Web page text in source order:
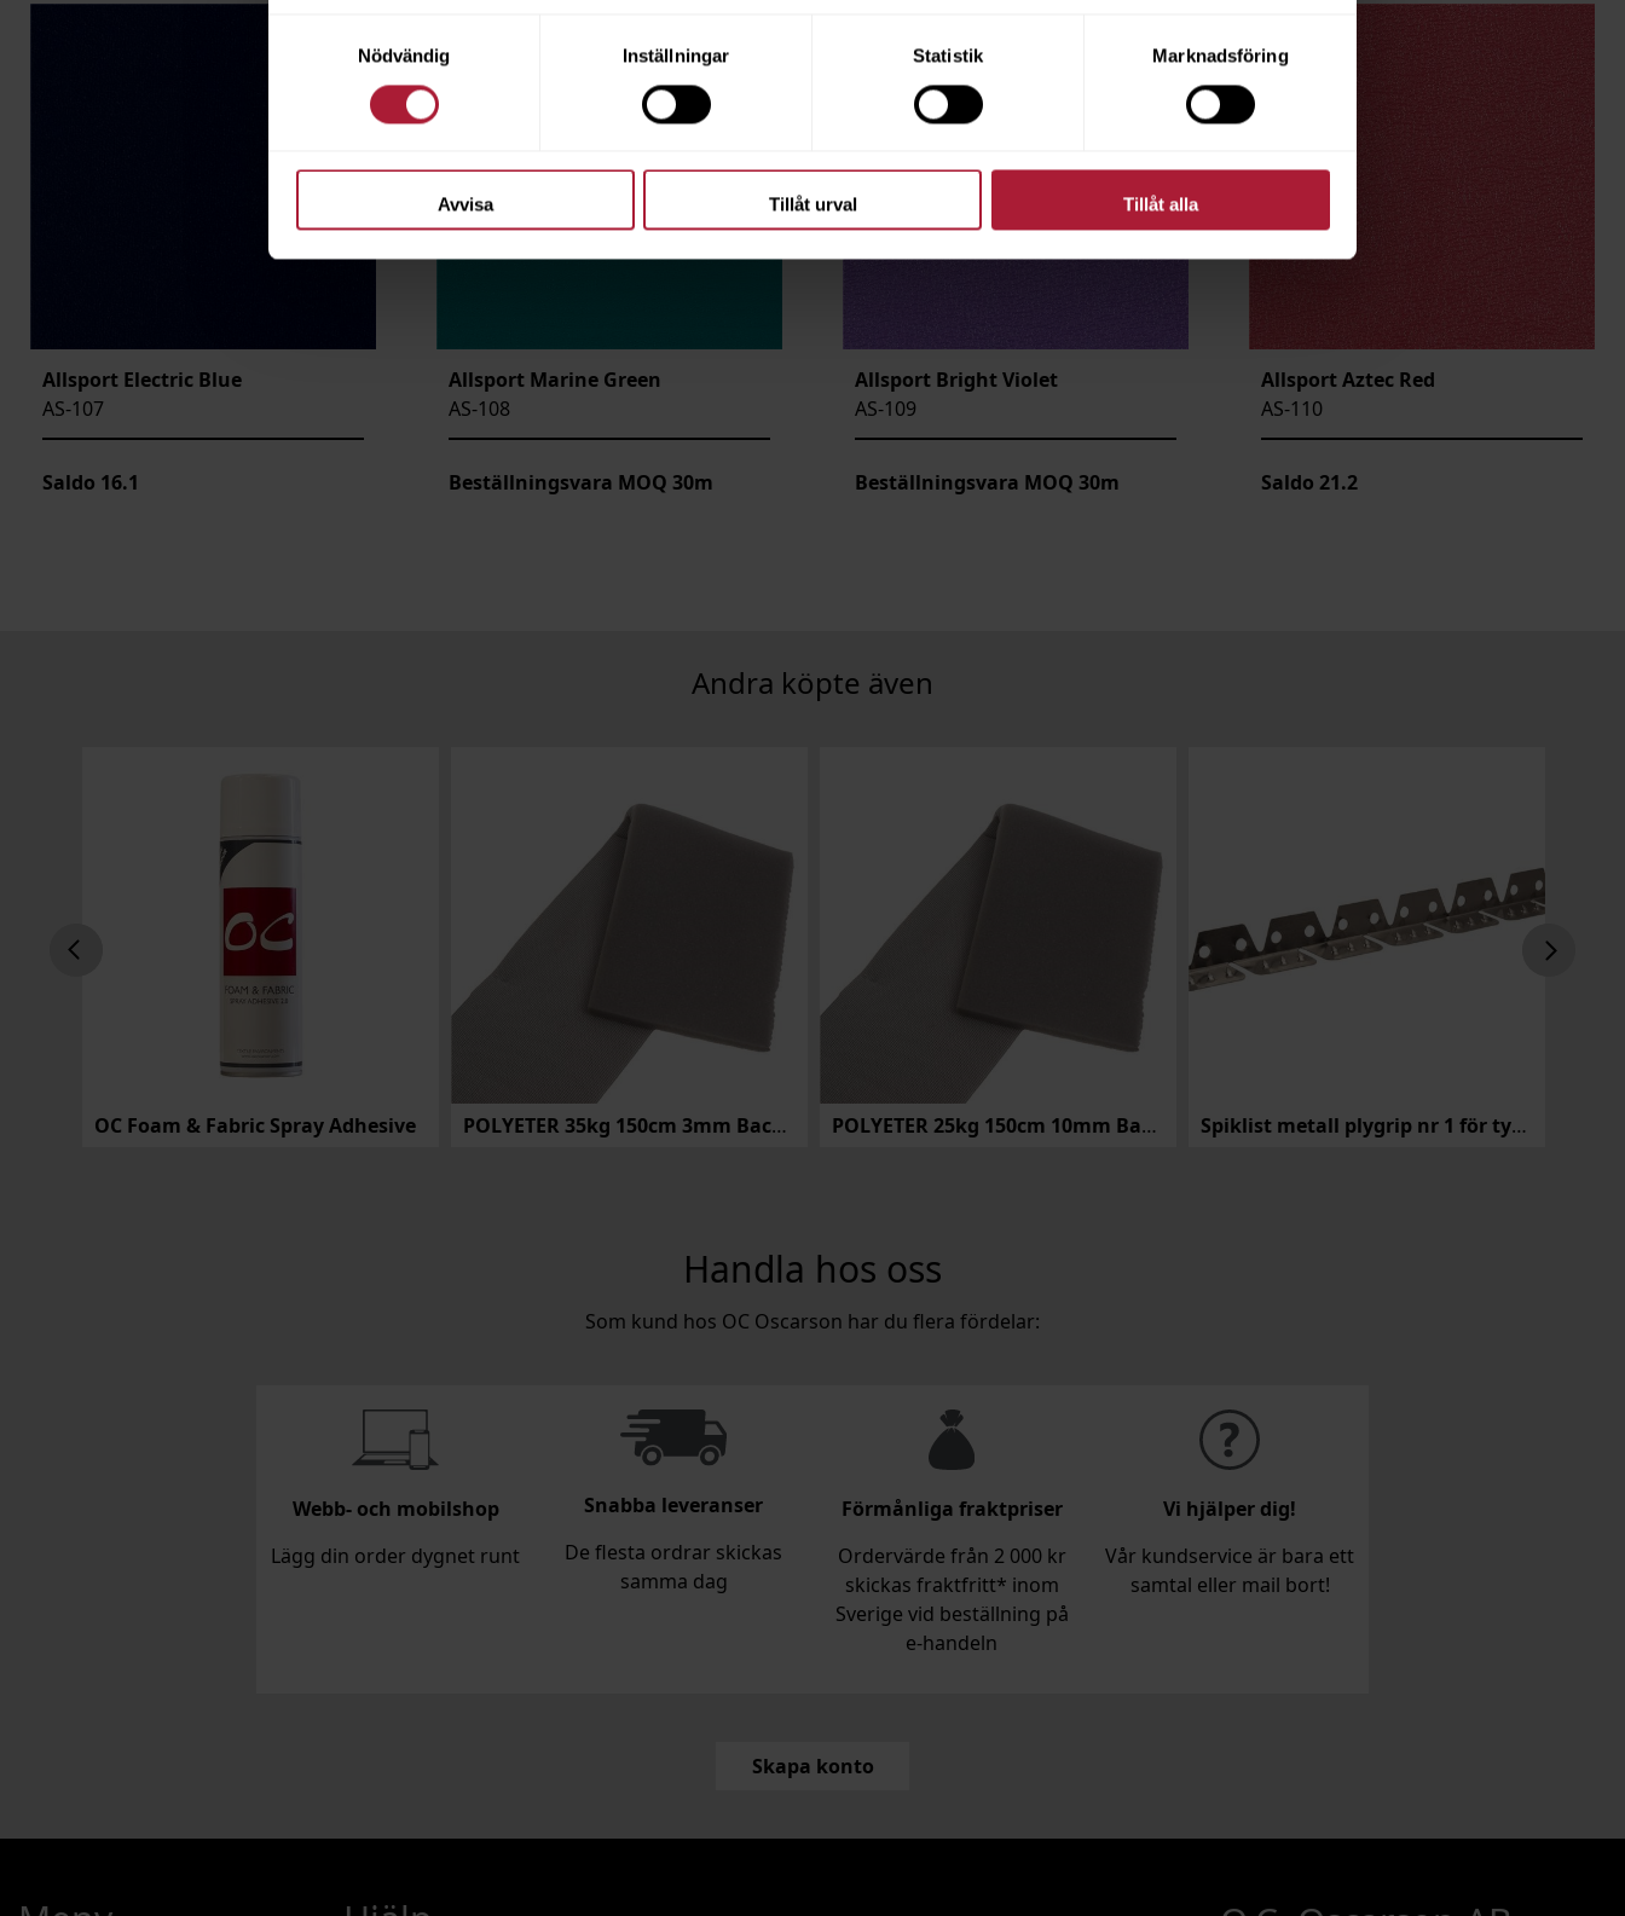
Nödvändig
Inställningar Statistik Marknadsföring
Avvisa Tillåt urval Tillåt alla
Allsport Electric Blue
AS-107
Saldo 16.1
Allsport Marine Green
AS-108
Beställningsvara MOQ 30m
Allsport Bright Violet
AS-109
Beställningsvara MOQ 30m
Allsport Aztec Red
AS-110
Saldo 21.2
OC Foam & Fabric Spray Adhesive POLYETER 35kg 150cm 3mm Backing POLYETER 25kg 150cm 10mm Backing Spiklist metall plygrip nr 1 för tyg 3 tagg, 150 cm/längd
Handla hos oss
Som kund hos OC Oscarson har du flera fördelar:
Webb- och mobilshop
Lägg din order dygnet runt
Snabba leveranser
De flesta ordrar skickas
samma dag
Förmånliga fraktpriser
Ordervärde från 2 000 kr
skickas fraktfritt* inom
Sverige vid beställning på
e‑handeln
Vi hjälper dig!
Vår kundservice är bara ett
samtal eller mail bort!
Skapa konto